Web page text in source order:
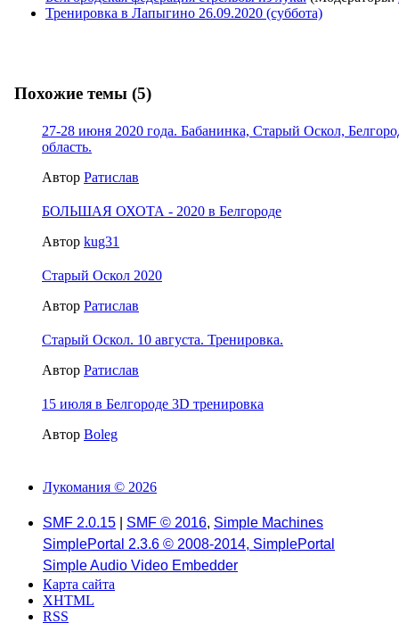
Тренировка в Лапыгино 26.09.2020 (суббота)
Похожие темы (5)
27-28 июня 2020 года. Бабанинка, Старый Оскол,
область.
Автор Ратислав
БОЛЬШАЯ ОХОТА - 2020 в Белгороде
Автор kug31
Старый Оскол 2020
Автор Ратислав
Старый Оскол. 10 августа. Тренировка.
Автор Ратислав
15 июля в Белгороде 3D тренировка
Автор Boleg
Лукомания © 2026
SMF 2.0.15 SMF © 2016, Simple Machines
SimplePortal 2.3.6 © 2008-2014, SimplePortal
Simple Audio Video Embedder
Карта сайта
XHTML
RSS